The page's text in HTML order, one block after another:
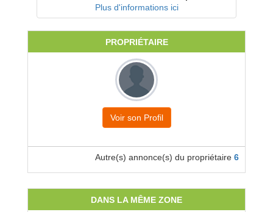
Plus d'informations ici
PROPRIÉTAIRE
Voir son Profil
Autre(s) annonce(s) du propriétaire 6
DANS LA MÊME ZONE